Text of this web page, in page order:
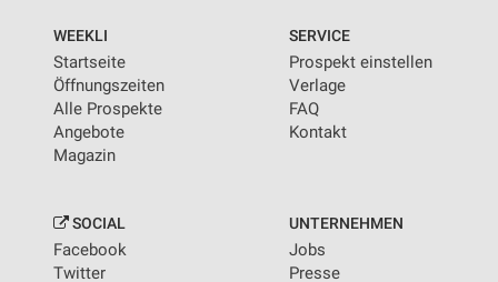
WEEKLI
Startseite
Öffnungszeiten
Alle Prospekte
Angebote
Magazin
SERVICE
Prospekt einstellen
Verlage
FAQ
Kontakt
SOCIAL
Facebook
Twitter
UNTERNEHMEN
Jobs
Presse